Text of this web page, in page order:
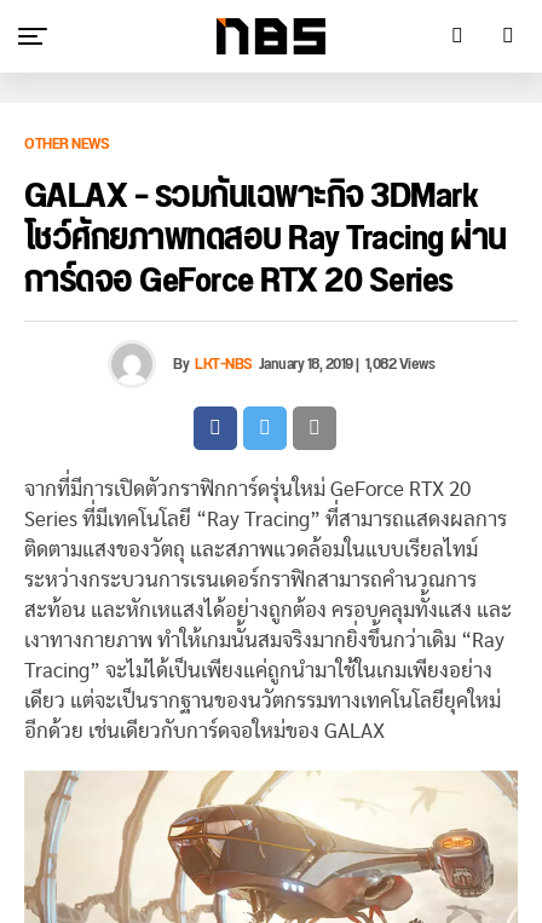
OTHER NEWS
GALAX – รวมกันเฉพาะกิจ 3DMark
โชว์ศักยภาพทดสอบ Ray Tracing ผ่าน
การ์ดจอ GeForce RTX 20 Series
ByLKT-NBS January 18, 2019| 1,082 Views
จากที่มีการเปิดตัวกราฟิกการ์ดรุ่นใหม่ GeForce RTX 20
Series ที่มีเทคโนโลยี “Ray Tracing” ที่สามารถแสดงผลการ
ติดตามแสงของวัตถุ และสภาพแวดล้อมในแบบเรียลไทม์
ระหว่างกระบวนการเรนเดอร์กราฟิกสามารถคำนวณการ
สะท้อน และหักเหแสงได้อย่างถูกต้อง ครอบคลุมทั้งแสง และ
เงาทางกายภาพ ทำให้เกมนั้นสมจริงมากยิ่งขึ้นกว่าเดิม “Ray
Tracing” จะไม่ได้เป็นเพียงแค่ถูกนำมาใช้ในเกมเพียงอย่าง
เดียว แต่จะเป็นรากฐานของนวัตกรรมทางเทคโนโลยียุคใหม่
อีกด้วย เช่นเดียวกับการ์ดจอใหม่ของ GALAX